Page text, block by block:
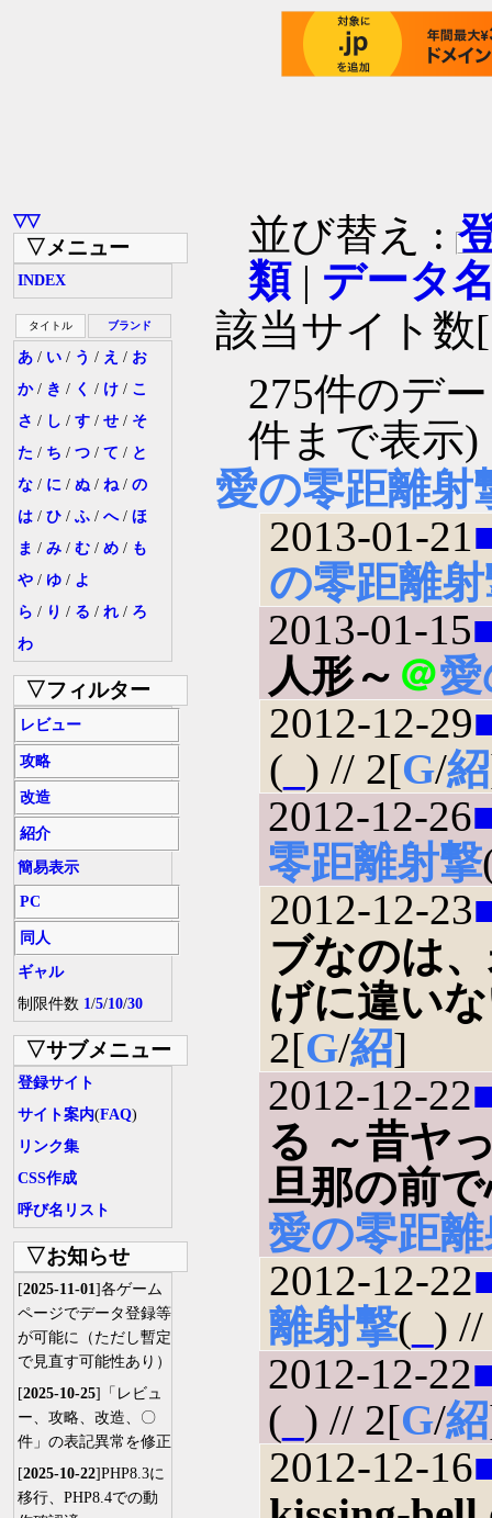
▽▽
▽メニュー
INDEX
タイトル ブランド
あ / い / う / え / お
か/ き / く / け / こ
さ / し / す / せ / そ
た / ち / つ / て / と
な / に / ぬ / ね/ の
は / ひ / ふ / へ/ ほ
ま / み / む / め / も
や / ゆ / よ
ら / り / る / れ / ろ
わ
▽フィルター
レビュー
攻略
改造
紹介
簡易表示
PC
同人
ギャル
制限件数 1/5/10/30
▽サブメニュー
登録サイト
サイト案内(FAQ)
リンク集
CSS作成
呼び名リスト
▽お知らせ
[2025-11-01]各ゲーム
ページでデータ登録等
が可能に（ただし暫定
で見直す可能性あり）
[2025-10-25]「レビュ
ー、攻略、改造、〇
件」の表記異常を修正
[2025-10-22]PHP8.3に
移行、PHP8.4での動
並び替え :
類| データ
該当サイト数
275件のデ
件まで表示)
愛の零距離射
2013-01-21
の零距離
2013-01-15
人形～ ＠
2012-12-29
( ) // 2[G/紹
2012-12-26
零距離射撃
2012-12-23
ブなのは
げに違い
2[G/紹]
2012-12-22
る ～昔ヤ
旦那の前
愛の零距
2012-12-22
離射撃( )
2012-12-22
( ) // 2[G/紹
2012-12-16